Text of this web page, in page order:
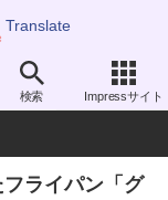
Translate
検索 Impressサイト
雑貨
ライパン「グ